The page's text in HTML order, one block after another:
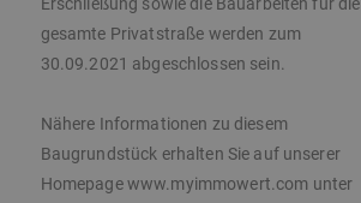
gesamte Privatstraße werden zum
30.09.2021 abgeschlossen sein.
Nähere Informationen zu diesem
Baugrundstück erhalten Sie auf unserer
Homepage www.myimmowert.com unter